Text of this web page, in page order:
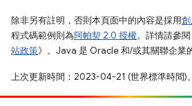
除非另有註明，否則本頁面中的內容是採用
程式碼範例則為阿帕契 2.0 授權。詳情請參
站政策》。Java 是 Oracle 和/或其關聯企業
上次更新時間：2023-04-21 (世界標準時間)。